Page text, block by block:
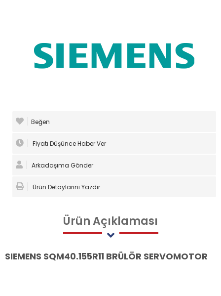
Beğen
Fiyatı Düşünce Haber Ver
Arkadaşıma Gönder
Ürün Detaylarını Yazdır
ÜrünAçıklaması
SIEMENS SQM40.155R11 BRÜLÖR SERVOMOTOR